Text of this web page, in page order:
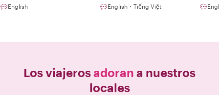
English English・Tiếng Việt
Los viajerosadoran a nuestros
locales